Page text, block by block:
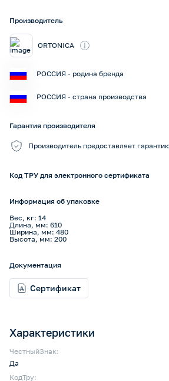
Характеристики
ЧестныйЗнак:
Да
КодТру:
Производитель
ORTONICA i
РОССИЯ - родина бренда
РОССИЯ - страна производства
Гарантия производителя
Производитель предоставляет
Код ТРУ для электронного сертификата
Информация об упаковке
Вес, кг: 14
Длина, мм: 610
Ширина, мм: 480
Высота, мм: 200
Документация
Сертификат